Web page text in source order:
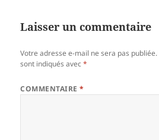
Laisser un commentaire
Votre adresse e-mail ne sera pas publiée.
sont indiqués avec*
COMMENTAIRE*